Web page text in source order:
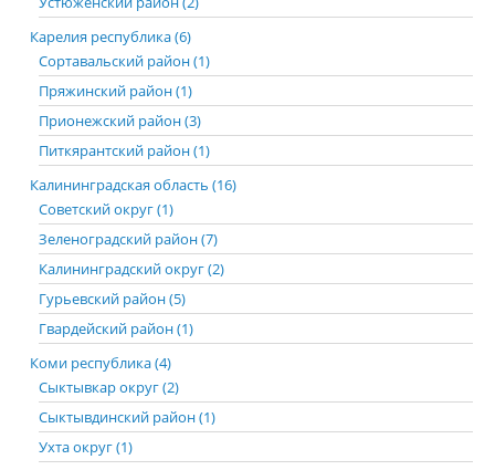
Карелия республика (6)
Сортавальский район (1)
Пряжинский район (1)
Прионежский район (3)
Питкярантский район (1)
Калининградская область (16)
Советский округ (1)
Зеленоградский район (7)
Калининградский округ (2)
Гурьевский район (5)
Гвардейский район (1)
Коми республика (4)
Сыктывкар округ (2)
Сыктывдинский район (1)
Ухта округ (1)